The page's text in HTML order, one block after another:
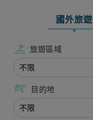
國外旅遊
旅遊區域
目的地